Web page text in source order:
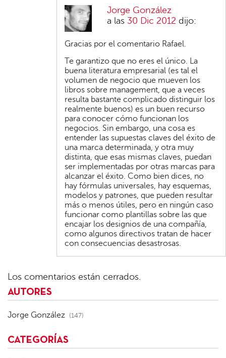
Jorge González
a las 30 Dic 2012 dijo:
Gracias por el comentario Rafael.
Te garantizo que no eres el único. La
buena literatura empresarial (es tal el
volumen de negocio que mueven los
libros sobre management, que a veces
resulta bastante complicado distinguir los
realmente buenos) es un buen recurso
para conocer cómo funcionan los
negocios. Sin embargo, una cosa es
entender las supuestas claves del éxito de
una marca determinada, y otra muy
distinta, que esas mismas claves, puedan
ser implementadas por otras marcas para
alcanzar el éxito. Como bien dices, no
hay fórmulas universales, hay esquemas,
modelos y patrones, que pueden resultar
más o menos útiles, pero en ningún caso
funcionar como plantillas sobre las que
encajar los designios de una compañía,
como algunos directivos tratan de hacer
con consecuencias desastrosas.
Los comentarios están cerrados.
AUTORES
Jorge González (147)
CATEGORÍAS